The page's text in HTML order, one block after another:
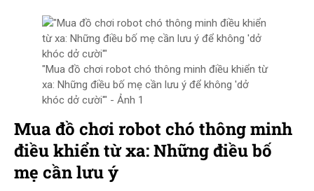
"Mua đồ chơi robot chó thông minh điều khiển từ
xa: Những điều bố mẹ cần lưu ý để không 'dở
khóc dở cười'" - Ảnh 1
Mua đồ chơi robot chó thông minh
điều khiển từ xa: Những điều bố
mẹ cần lưu ý